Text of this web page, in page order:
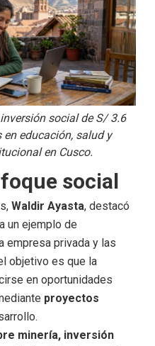
social de S/ 3.6
educación, salud y
en Cusco.
social
Waldir Ayasta, destacó
un ejemplo de
empresa privada y las
objetivo es que la
en oportunidades
proyectos
minería, inversión